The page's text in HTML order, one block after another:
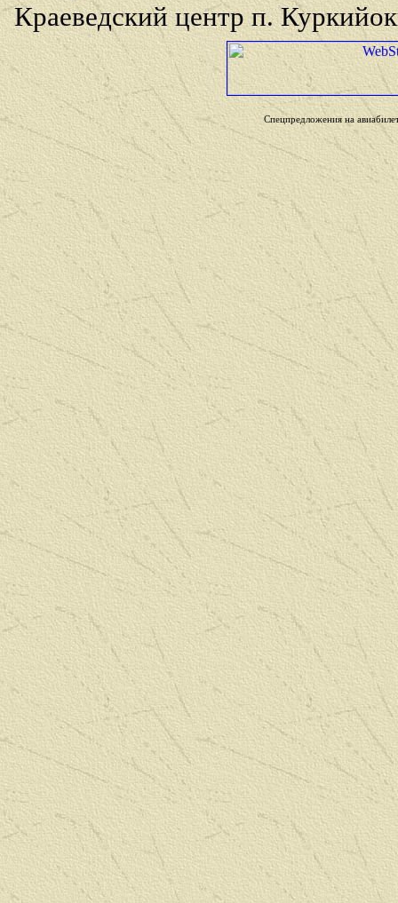
Краеведский центр п.
Спецпредложения на